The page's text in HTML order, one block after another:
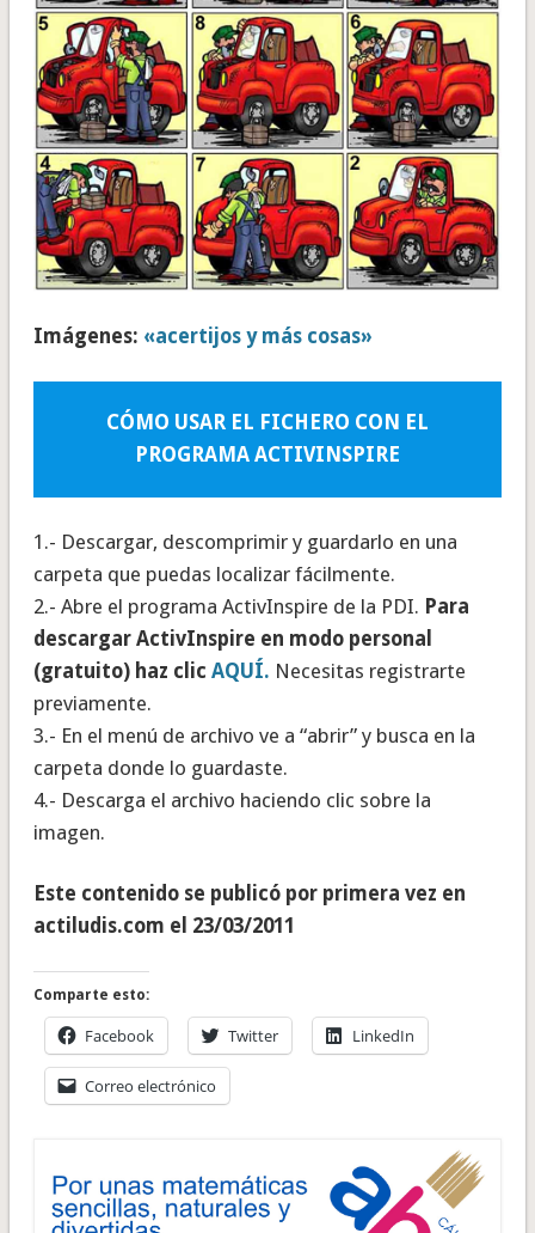
Imágenes: «acertijos y más cosas»
CÓMO USAR EL FICHERO CON EL
PROGRAMA ACTIVINSPIRE
1.- Descargar, descomprimir y guardarlo en una
carpeta que puedas localizar fácilmente.
2.- Abre el programa ActivInspire de la PDI. Para
descargar ActivInspire en modo personal
(gratuito) haz clic AQUÍ. Necesitas registrarte
previamente.
3.- En el menú de archivo ve a “abrir” y busca en la
carpeta donde lo guardaste.
4.- Descarga el archivo haciendo clic sobre la
imagen.
Este contenido se publicó por primera vez en
actiludis.com el 23/03/2011
Comparte esto:
Facebook Twitter LinkedIn
Correo electrónico